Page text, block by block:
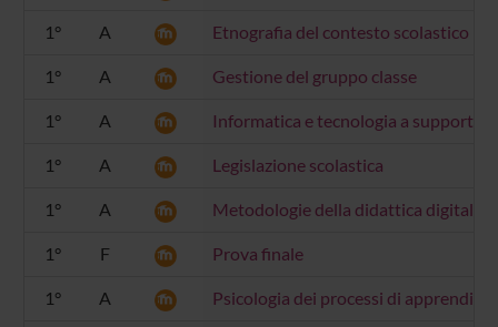
1° A Etnografia del contesto scolastico
1° A Gestione del gruppo classe
1° A Informatica e tecnologia a supporto
1° A Legislazione scolastica
1° A Metodologie della didattica digitale
1° F Prova finale
1° A Psicologia dei processi di